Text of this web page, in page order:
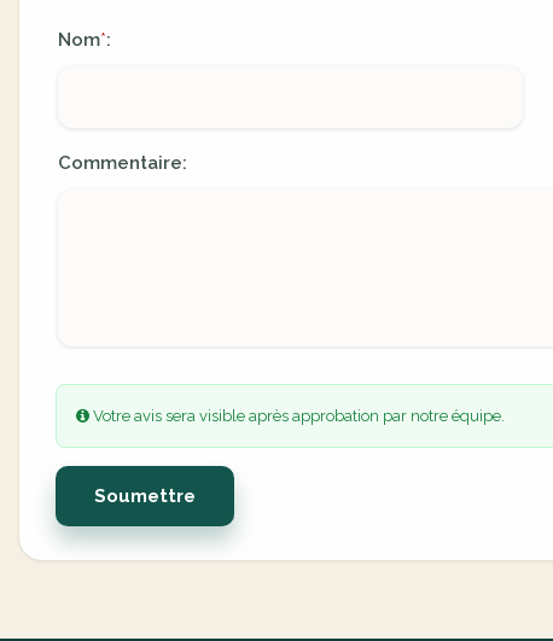
Nom*:
Commentaire:
Votre avis sera visible après approbation par notre équipe.
Soumettre